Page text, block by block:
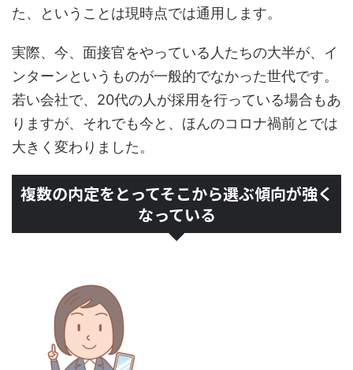
た、ということは現時点では通用します。
実際、今、面接官をやっている人たちの大半が、イ
ンターンというものが一般的でなかった世代です。
若い会社で、20代の人が採用を行っている場合もあ
りますが、それでも今と、ほんのコロナ禍前とでは
大きく変わりました。
複数の内定をとってそこから選ぶ傾向が強く
なっている